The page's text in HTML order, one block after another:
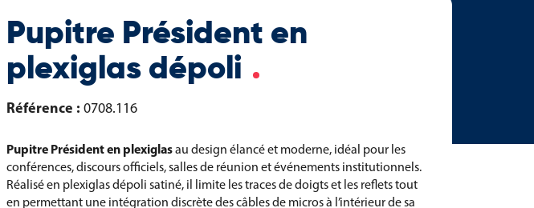
Pupitre Président en
plexiglas dépoli
Référence : 0708.116
Pupitre Président en plexiglasau design élancé et moderne, idéal pour les
conférences, discours officiels, salles de réunion et événements institutionnels.
Réalisé en plexiglas dépoli satiné, il limite les traces de doigts et les reflets tout
en permettant une intégration discrète des câbles de micros à l’intérieur de sa